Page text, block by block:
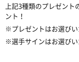
上記3種類のプレゼン
ント！
※プレゼントはお選びい
※選手サインはお選びい